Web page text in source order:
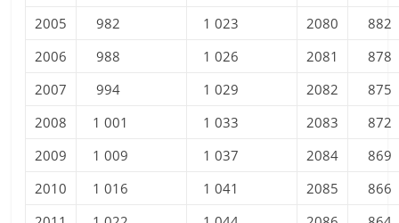
2005
982 1 023 2080
882
2006
988 1 026 2081
878
2007
994 1 029 2082
875
2008
1 001 1 033 2083
872
2009
1 009 1 037 2084
869
2010
1 016 1 041 2085
866